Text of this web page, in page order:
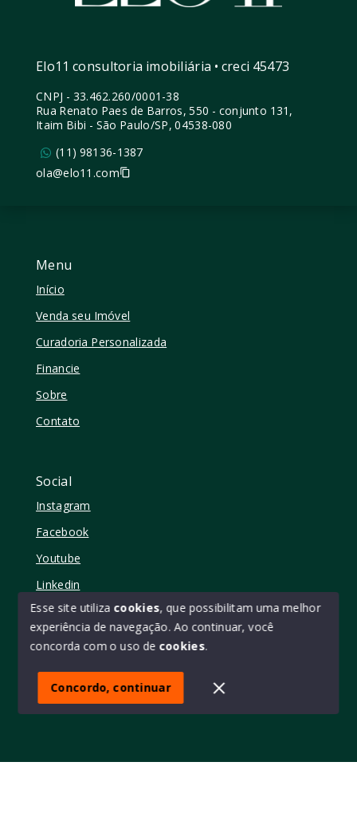
Menu
Início
Venda seu Imóvel
Curadoria Personalizada
Financie
Sobre
Contato
Social
Instagram
Facebook
Youtube
Linkedin
© Copyright 2026 - Elo11 consultoria imobiliária • creci
SITE PARA IMOBILIARIA
Elo11 consultoria imobiliária • creci 45473
CNPJ - 33.462.260/0001-38
Rua Renato Paes de Barros, 550 - conjunto 131,
Itaim Bibi - São Paulo/SP, 04538-080
(11) 98136-1387
ola@elo11.com
Esse site utiliza cookies, que possibilitam uma melhor
experiência de navegação. Ao continuar, você
concorda com o uso de cookies.
Concordo, continuar